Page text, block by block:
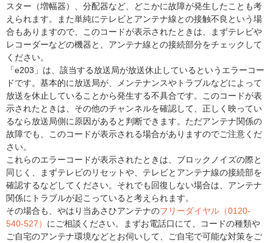
スター（増幅器）、分配器など、どこかに故障が発生したことも考
えられます。また単純にテレビとアンテナ線との接触不良という場
合もありますので、このコードが表示されたときは、まずテレビや
レコーダーなどの機器と、アンテナ線との接続部分をチェックして
ください。
「e203」は、該当する放送局が放送休止しているというエラーコー
ドです。基本的に放送局が、メンテナンスやトラブルなどによって
放送を休止していることから発生する不具合です。このコードが表
示されたときは、その他のチャンネルを確認して、正しく映ってい
るなら放送局側に原因があると判断できます。ただアンテナ関係の
故障でも、このコードが表示される場合がありますのでご注意くだ
さい。
これらのエラーコードが表示されたときは、ブロックノイズの際と
同じく、まずテレビのリセットや、テレビとアンテナ線の接続部を
確認するなどしてください。それでも回復しない場合は、アンテナ
関係にトラブルが起こっていると考えられます。
その場合も、やはり当あさひアンテナのフリーダイヤル（0120-
540-527） にご相談ください。まずお電話口にて、コードの種類や
ご自宅のアンテナ環境などとお伺いして、ご自宅で可能な対策をご